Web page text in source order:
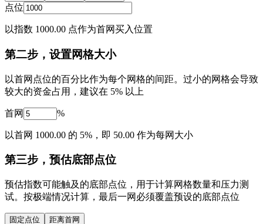
点位
以指数 1000.00 点作为首网买入位置
第二步，设置网格大小
以首网点位的百分比作为每个网格的间距。过小的网格会导致
较大的资金占用，建议在 5% 以上
首网 %
以首网 1000.00 的 5%，即 50.00 作为每网大小
第三步，预估底部点位
预估指数可能触及的底部点位，用于计算网格数量和压力测
试。按极端情况计算，最后一网必须覆盖预设的底部点位
固定点位 距离首网